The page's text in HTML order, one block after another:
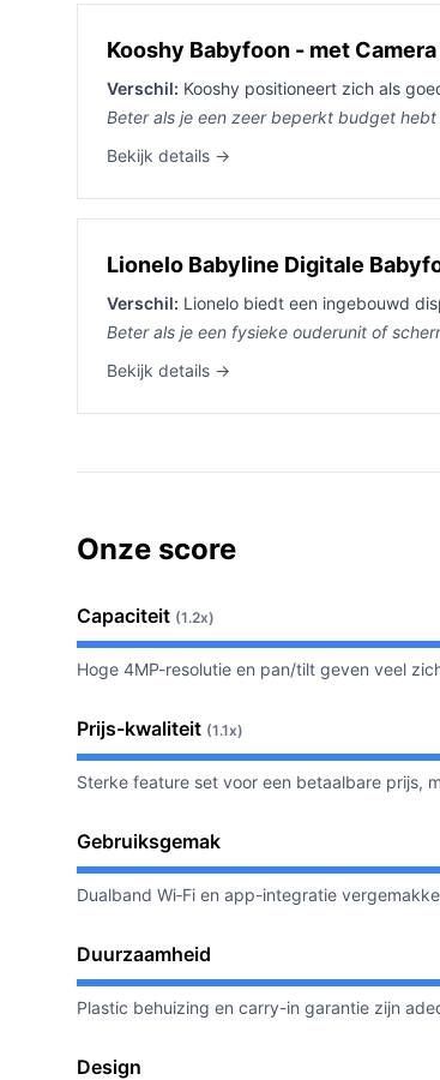
Kooshy Babyfoon - met
Verschil: Kooshy positioneert zich als
Beter als je een zeer beperkt budget
Bekijk details →
Lionelo Babyline Digitale
Verschil: Lionelo biedt een ingebouwd
Beter als je een fysieke ouderunit of
Bekijk details →
Onze score
Capaciteit (1.2x)
Hoge 4MP-resolutie en pan/tilt geven veel
Prijs-kwaliteit (1.1x)
Sterke feature set voor een betaalbare prijs,
Gebruiksgemak
Dualband Wi‑Fi en app-integratie
Duurzaamheid
Plastic behuizing en carry-in garantie zijn
Design